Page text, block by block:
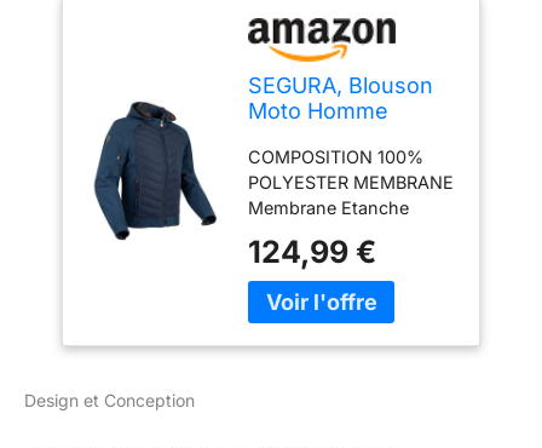
SEGURA, Blouson
Moto Homme
COMPOSITION 100%
POLYESTER MEMBRANE
Membrane Etanche
Supérieure
124,99 €
Design et Conception